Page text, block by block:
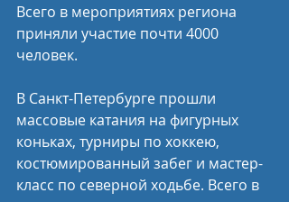
Всего в мероприятиях региона
приняли участие почти 4000
человек.
В Санкт-Петербурге прошли
массовые катания на фигурных
коньках, турниры по хоккею,
костюмированный забег и мастер-
класс по северной ходьбе. Всего в